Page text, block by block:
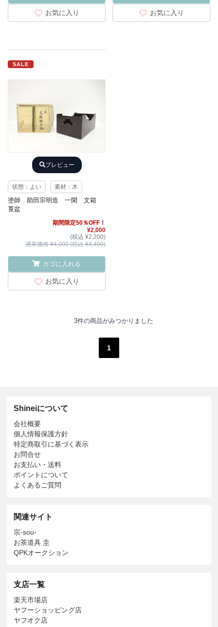
お気に入り お気に入り
SALE
プレビュー
状態：よい 素材：木
塗師 助田宗明造 一閑 文箱
莨盆
期間限定50％OFF！
¥2,000
(税込 ¥2,200)
通常価格 ¥4,000 (税込 ¥4,400)
カゴに入れる
お気に入り
3件の商品がみつかりました
1
Shineiについて
会社概要
個人情報保護方針
特定商取引に基づく表示
お問合せ
お支払い・送料
ポイントについて
よくあるご質問
関連サイト
宗-sou-
お茶道具 圭
QPKオークション
支店一覧
楽天市場店
ヤフーショッピング店
ヤフオク店